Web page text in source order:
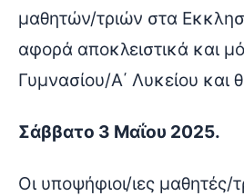
μαθητών/τριών στα
αφορά αποκλειστικά και
Γυμνασίου/Α΄ Λυκείου και
Σάββατο 3 Μαΐου 2025.
Οι υποψήφιοι/ιες μαθητές/